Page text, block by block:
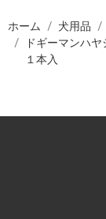
ホーム 犬用品
ドギーマンハ
１本入